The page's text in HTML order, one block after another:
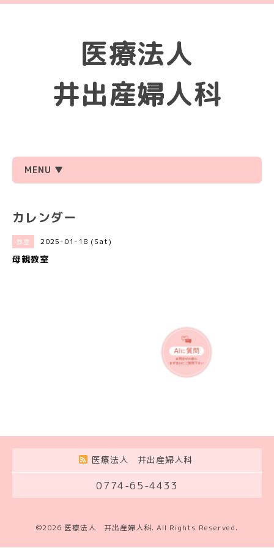
医療法人
井出産婦人科
MENU ▼
カレンダー
教室 2025-01-18 (Sat)
母親教室
医療法人 井出産婦人科
0774-65-4433
©2026 医療法人 井出産婦人科. All Rights Reserved.